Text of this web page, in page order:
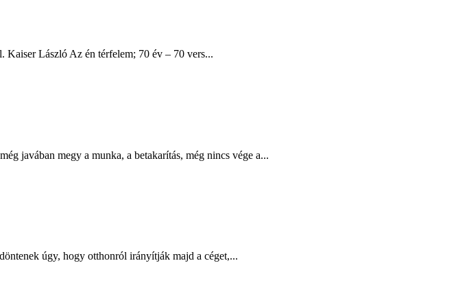
Kaiser László Az én térfelem; 70 év – 70 vers...
javában megy a munka, a betakarítás, még nincs vége a...
úgy, hogy otthonról irányítják majd a céget,...